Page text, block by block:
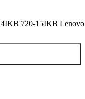
720-15IKB